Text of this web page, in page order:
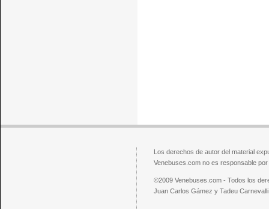
Los derechos de autor del material
Venebuses.com no es responsable
©2009 Venebuses.com - Todos los
Juan Carlos Gámez y Tadeu Carnevalli